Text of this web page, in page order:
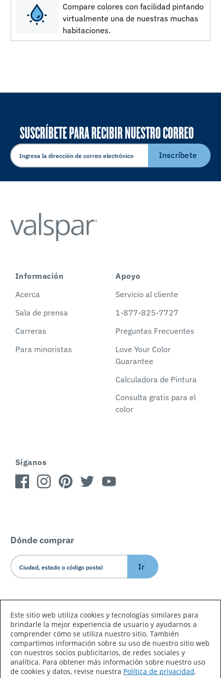
Compare colores con facilidad pintando
virtualmente una de nuestras muchas
habitaciones.
SUSCRÍBETE PARA RECIBIR NUESTRO CORREO
ELECTRÓNICO
Inscríbete
Información
Acerca
Sala de prensa
Carreras
Para minoristas
Apoyo
Servicio al cliente
1-877-825-7727
Preguntas Frecuentes
Love Your Color
Guarantee
Calculadora de Pintura
Consulta gratis para el
color
Síganos
Dónde comprar
Ir
Declaración de accesibilidad Mapa del sitio
Este sitio web utiliza cookies y tecnologías similares para
brindarle la mejor experiencia de usuario y ayudarnos a
comprender cómo se utiliza nuestro sitio. También
compartimos información sobre su uso de nuestro sitio web
con nuestros socios publicitarios, de redes sociales y
analítica. Para obtener más información sobre nuestro uso
de cookies y datos, revise nuestra Política de privacidad.